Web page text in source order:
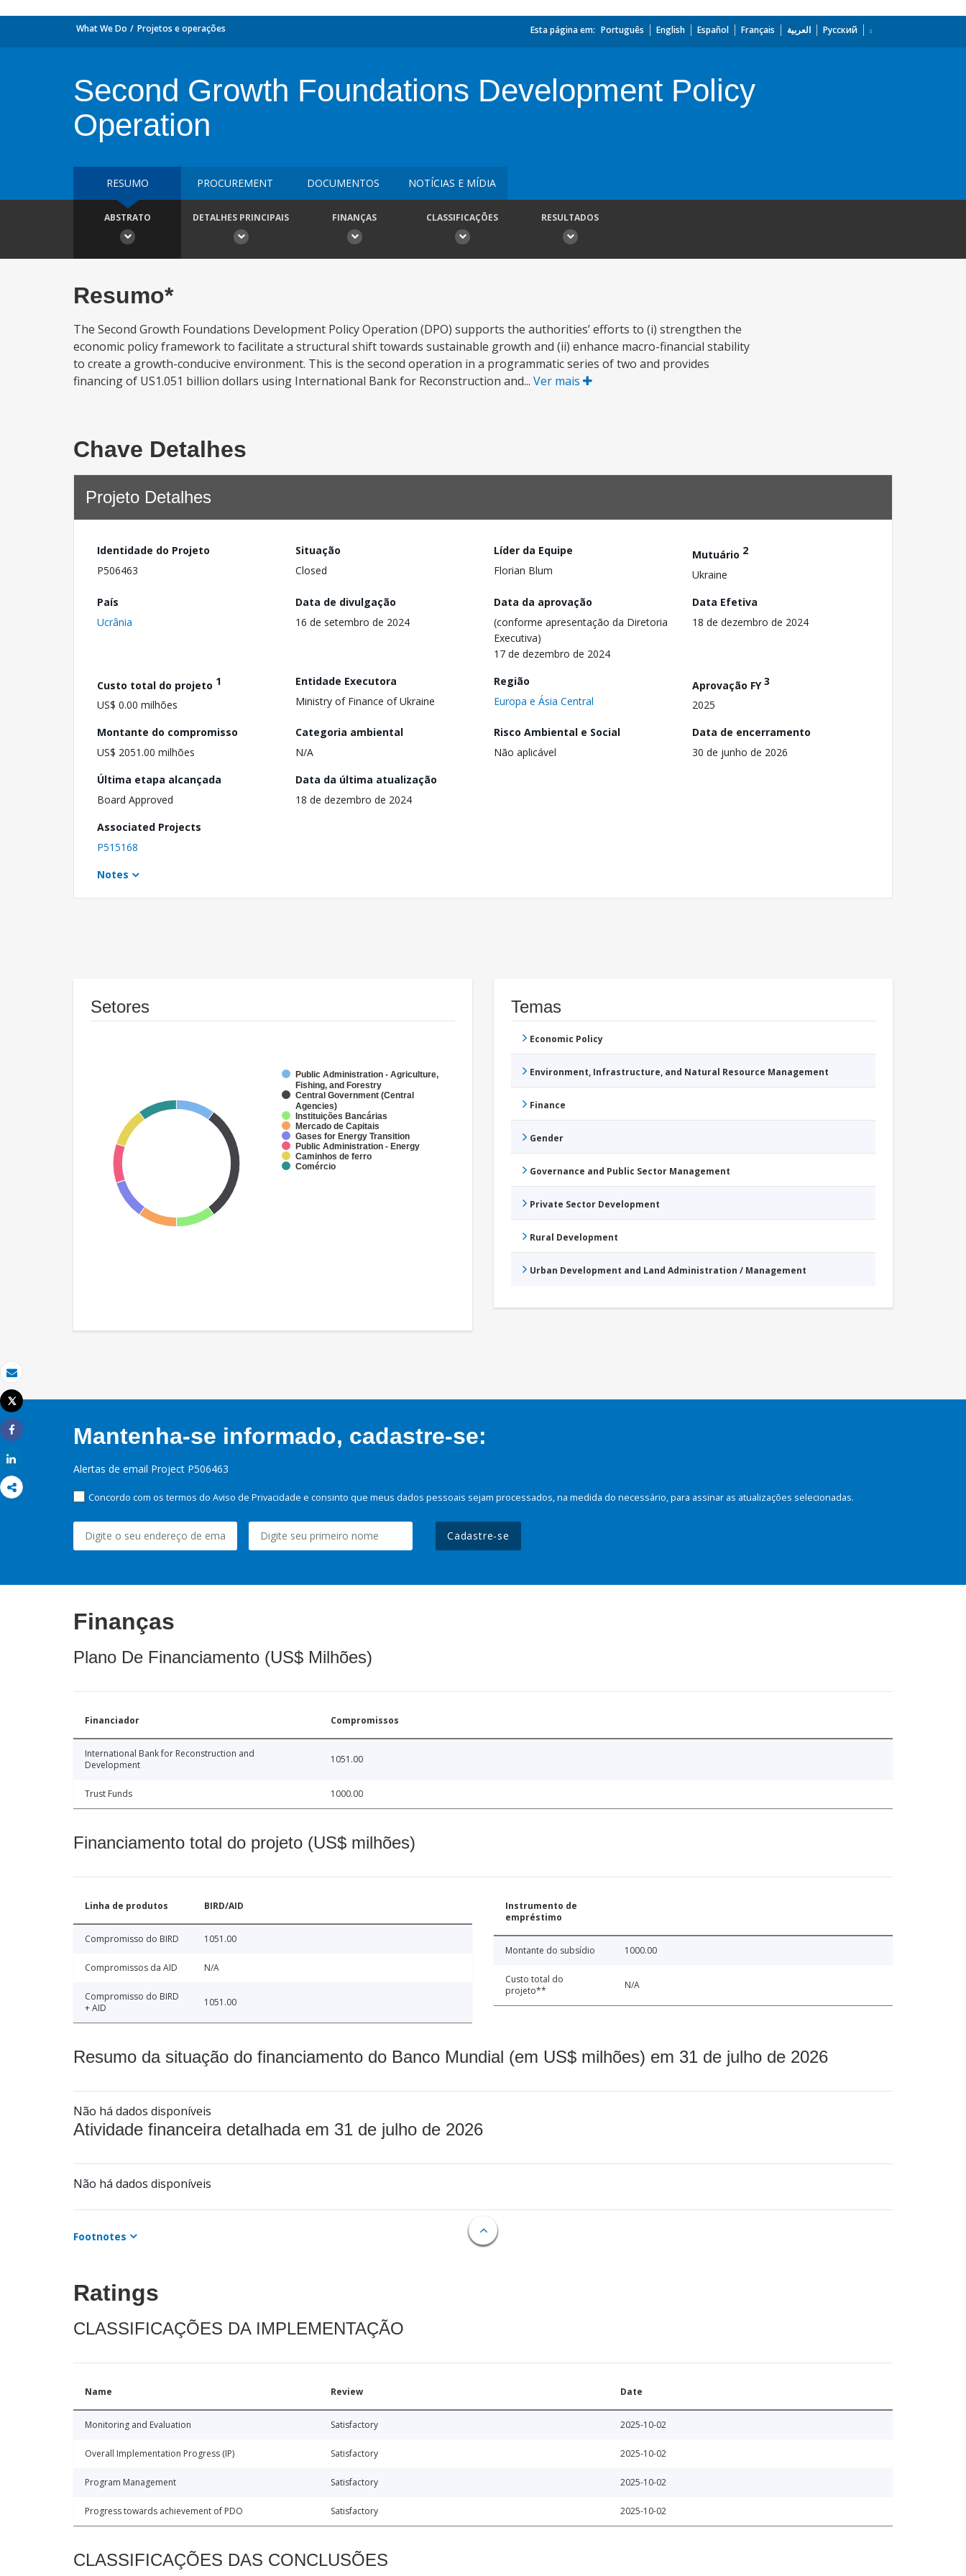
Email
Imprimir
Tweet
Share
What We Do Projetos e operações Esta página em: Português English Español Français العربية Русский
Second Growth Foundations Development Policy
Operation
RESUMO PROCUREMENT DOCUMENTOS NOTÍCIAS E MÍDIA
ABSTRATO DETALHES PRINCIPAIS FINANÇAS CLASSIFICAÇÕES RESULTADOS
Resumo*
The Second Growth Foundations Development Policy Operation (DPO) supports the authorities’ efforts to (i) strengthen the
economic policy framework to facilitate a structural shift towards sustainable growth and (ii) enhance macro-financial stability
to create a growth-conducive environment. This is the second operation in a programmatic series of two and provides
financing of US1.051 billion dollars using International Bank for Reconstruction and... Ver mais
Chave Detalhes
Projeto Detalhes
Identidade do Projeto
P506463
Situação
Closed
Líder da Equipe
Florian Blum
Mutuário 2
Ukraine
País
Ucrânia
Data de divulgação
16 de setembro de 2024
Data da aprovação
(conforme apresentação da Diretoria
Executiva)
17 de dezembro de 2024
Data Efetiva
18 de dezembro de 2024
Custo total do projeto 1
US$ 0.00 milhões
Entidade Executora
Ministry of Finance of Ukraine
Região
Europa e Ásia Central
Aprovação FY3
2025
Montante do compromisso
US$ 2051.00 milhões
Categoria ambiental
N/A
Risco Ambiental e Social
Não aplicável
Data de encerramento
30 de junho de 2026
Última etapa alcançada
Board Approved
Data da última atualização
18 de dezembro de 2024
Associated Projects
P515168
Notes
Setores
Public Administration - Agriculture,
Fishing, and Forestry
Central Government (Central
Agencies)
Instituições Bancárias
Mercado de Capitais
Gases for Energy Transition
Public Administration - Energy
Caminhos de ferro
Comércio
Temas
Economic Policy
Environment, Infrastructure, and Natural Resource Management
Finance
Gender
Governance and Public Sector Management
Private Sector Development
Rural Development
Urban Development and Land Administration / Management
Mantenha-se informado, cadastre-se:
Alertas de email Project P506463
Concordo com os termos do Aviso de Privacidade e consinto que meus dados pessoais sejam processados, na medida do necessário, para assinar as atualizações selecionadas.
Cadastre-se
Finanças
Plano De Financiamento (US$ Milhões)
Financiador Compromissos
International Bank for Reconstruction and
Development
1051.00
Trust Funds 1000.00
Financiamento total do projeto (US$ milhões)
Linha de produtos BIRD/AID
Compromisso do BIRD 1051.00
Compromissos da AID N/A
Compromisso do BIRD
+ AID
1051.00
Instrumento de
empréstimo
Montante do subsídio 1000.00
Custo total do
projeto**
N/A
Resumo da situação do financiamento do Banco Mundial (em US$ milhões) em 31 de julho de 2026
Não há dados disponíveis
Atividade financeira detalhada em 31 de julho de 2026
Não há dados disponíveis
Footnotes
Ratings
CLASSIFICAÇÕES DA IMPLEMENTAÇÃO
Name Review Date
Monitoring and Evaluation Satisfactory 2025-10-02
Overall Implementation Progress (IP) Satisfactory 2025-10-02
Program Management Satisfactory 2025-10-02
Progress towards achievement of PDO Satisfactory 2025-10-02
CLASSIFICAÇÕES DAS CONCLUSÕES